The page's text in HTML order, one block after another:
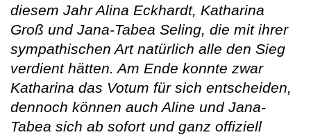
diesem Jahr Alina Eckhardt, Katharina
Groß und Jana-Tabea Seling, die mit ihrer
sympathischen Art natürlich alle den Sieg
verdient hätten. Am Ende konnte zwar
Katharina das Votum für sich entscheiden,
dennoch können auch Aline und Jana-
Tabea sich ab sofort und ganz offiziell